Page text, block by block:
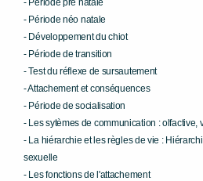
- Période pré natale
- Période néo natale
- Développement du chiot
- Période de transition
- Test du réflexe de sursautement
- Attachement et conséquences
- Période de socialisation
- Les sytèmes de communication : olfactive,
- La hiérarchie et les règles de vie :
sexuelle
- Les fonctions de l'attachement